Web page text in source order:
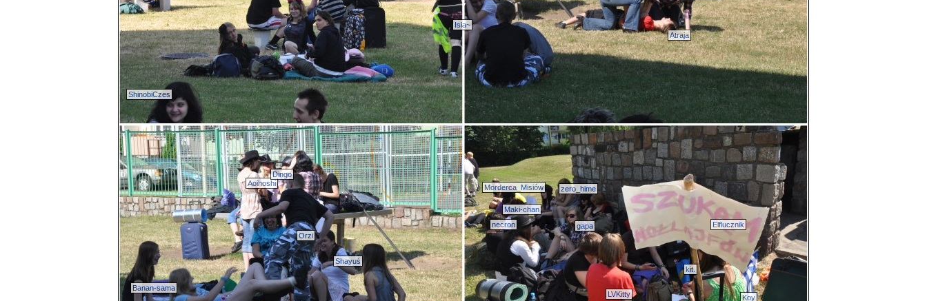
Aoihoshi
Atraja
Banan-sama
Dingo
Elflucznik
gapa
Isia~
kit.
Koy
LVKitty
Maki-chan
Morderca_Misiów
necron
Orzi
Shayuś
ShinobiCzes
zero_hime